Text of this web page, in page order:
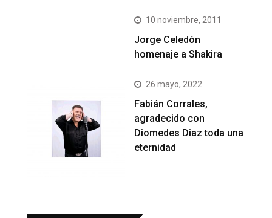
10 noviembre, 2011
Jorge Celedón
homenaje a Shakira
26 mayo, 2022
Fabián Corrales,
agradecido con
Diomedes Diaz toda una
eternidad